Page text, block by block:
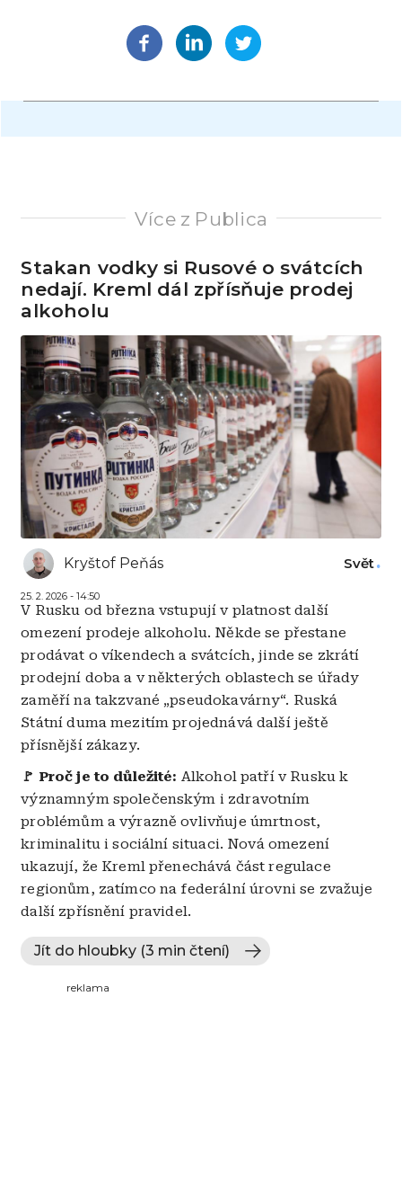
Více z Publica
Stakan vodky si Rusové o svátcích
nedají. Kreml dál zpřísňuje prodej
alkoholu
Kryštof Peňás
25. 2. 2026 - 14:50
Svět
V Rusku od března vstupují v platnost další
omezení prodeje alkoholu. Někde se přestane
prodávat o víkendech a svátcích, jinde se zkrátí
prodejní doba a v některých oblastech se úřady
zaměří na takzvané „pseudokavárny“. Ruská
Státní duma mezitím projednává další ještě
přísnější zákazy.
🚩 Proč je to důležité: Alkohol patří v Rusku k
významným společenským i zdravotním
problémům a výrazně ovlivňuje úmrtnost,
kriminalitu i sociální situaci. Nová omezení
ukazují, že Kreml přenechává část regulace
regionům, zatímco na federální úrovni se zvažuje
další zpřísnění pravidel.
Jít do hloubky (3 min čtení)
reklama